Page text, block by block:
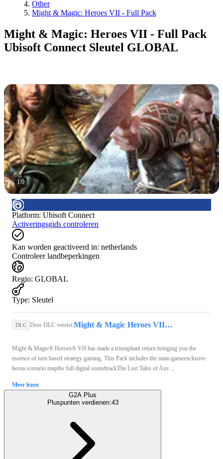
Other
Might & Magic: Heroes VII - Full Pack
Might & Magic: Heroes VII - Full Pack
Ubisoft Connect Sleutel GLOBAL
1/0
Platform: Ubisoft Connect
Activeringsgids controleren
Kan worden geactiveerd in: netherlands
Controleer landbeperkingen
Regio: GLOBAL
Type: Sleutel
DLC Deze DLC vereist: Might & Magic Heroes VII (PC) - Ubisoft Connect Key - GLOBAL
Might & Magic® Heroes® VII has made a triumphant return bringing you the
essence of turn based strategy gaming. This Pack includes:the main gameexclusive
heroa scenario mapthe full digital soundtrackThe Lost Tales of Axe ...
Meer lezen
G2A Plus
Pluspunten verdienen:43